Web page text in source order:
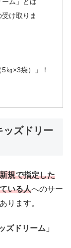
け取りま
㎏×3袋）」！
ッズドリー
新規で指定した
いる人へのサー
ります。
ズドリーム」